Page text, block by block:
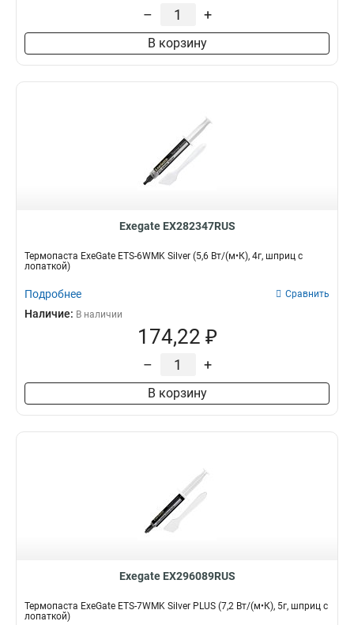
– +
В корзину
Exegate EX282347RUS
Термопаста ExeGate ETS-6WMK Silver (5,6 Вт/(м•К), 4г, шприц с
лопаткой)
Подробнее Сравнить
Наличие: В наличии
174,22 ₽
– +
В корзину
Exegate EX296089RUS
Термопаста ExeGate ETS-7WMK Silver PLUS (7,2 Вт/(м•К), 5г, шприц с
лопаткой)